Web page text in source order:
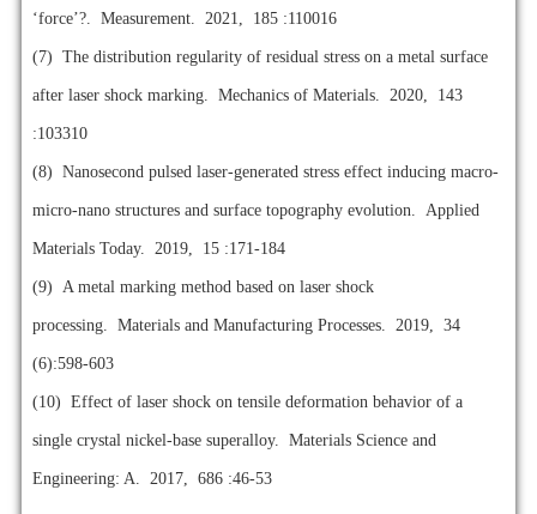
‘force’?. Measurement. 2021, 185 :110016
(7) The distribution regularity of residual stress on a metal surface
after laser shock marking. Mechanics of Materials. 2020, 143
:103310
(8) Nanosecond pulsed laser-generated stress effect inducing macro-
micro-nano structures and surface topography evolution. Applied
Materials Today. 2019, 15 :171-184
(9) A metal marking method based on laser shock
processing. Materials and Manufacturing Processes. 2019, 34
(6):598-603
(10) Effect of laser shock on tensile deformation behavior of a
single crystal nickel-base superalloy. Materials Science and
Engineering: A. 2017, 686 :46-53